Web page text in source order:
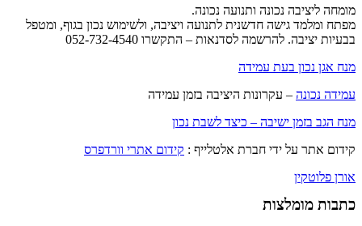
מומחה ליציבה נכונה ותנועה נכונה.
מפתח ומלמד גישה חדשנית לתנועה ויציבה, ולשימוש נכון בגוף, ומטפל
בבעיות יציבה. להרשמה לסדנאות – התקשרו 052-732-4540
מנח אגן נכון בעת עמידה
עמידה נכונה – עקרונות היציבה בזמן עמידה
מנח הגב בזמן ישיבה – כיצד לשבת נכון
קידום אתר על ידי חברת אלטלייף : קידום אתרי וורדפרס
אורן פלוטקין
כתבות מומלצות